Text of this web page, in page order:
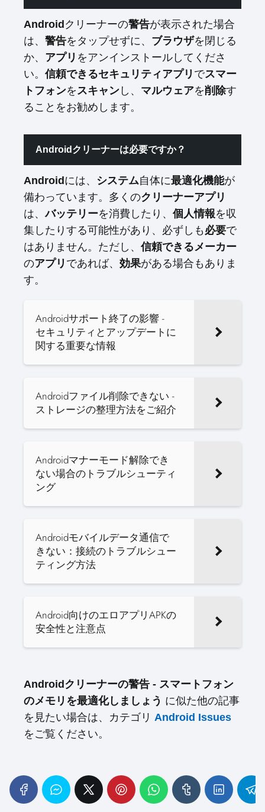
Androidクリーナーの警告が表示された場合
は、
警告をタップせずに、 ブラウザを閉じる
か、
アプリ をアンインストールしてくださ
い。 信頼できるセキュリティアプリ でスマー
トフォンを スキャン し、 マルウェアを削除す
ることをお勧めします。
Androidクリーナーは必要ですか？
Androidには、 システム自体に最適化機能が
備わっています。多くのクリーナーアプリ
は、バッテリーを消費したり、 個人情報を収
集したりする可能性があり、必ずしも 必要で
はありません。ただし、
信頼できる メーカー
のアプリ であれば、 効果がある場合もありま
す。
Androidサポート終了の影響 -
セキュリティとアップデートに
関する重要な情報
Androidファイル削除できない -
ストレージの整理方法をご紹介
Androidマナーモード解除でき
ない場合のトラブルシューティ
ング
Androidモバイルデータ通信で
きない：接続のトラブルシュー
ティング方法
Android向けのエロアプリAPKの
安全性と注意点
Androidクリーナーの警告 - スマートフォン
のメモリを最適化しましょう に似た他の記事
を見たい場合は、カテゴリ Android Issues
をご覧ください。